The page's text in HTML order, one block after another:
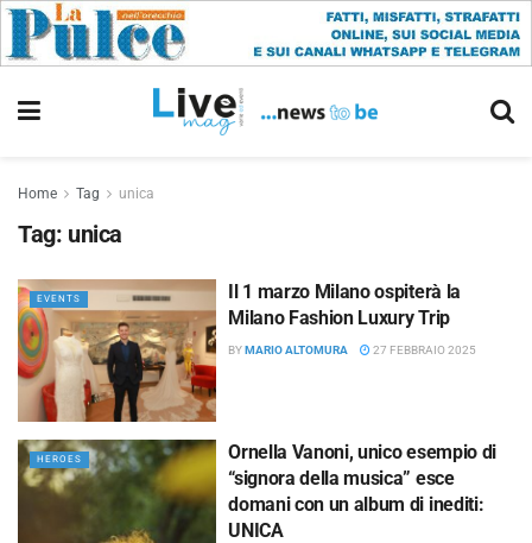
Home Tag unica
Tag: unica
EVENTS
Il 1 marzo Milano ospiterà la
Milano Fashion Luxury Trip
BYMARIO ALTOMURA 27 FEBBRAIO 2025
HEROES
Ornella Vanoni, unico esempio di
“signora della musica” esce
domani con un album di inediti:
UNICA